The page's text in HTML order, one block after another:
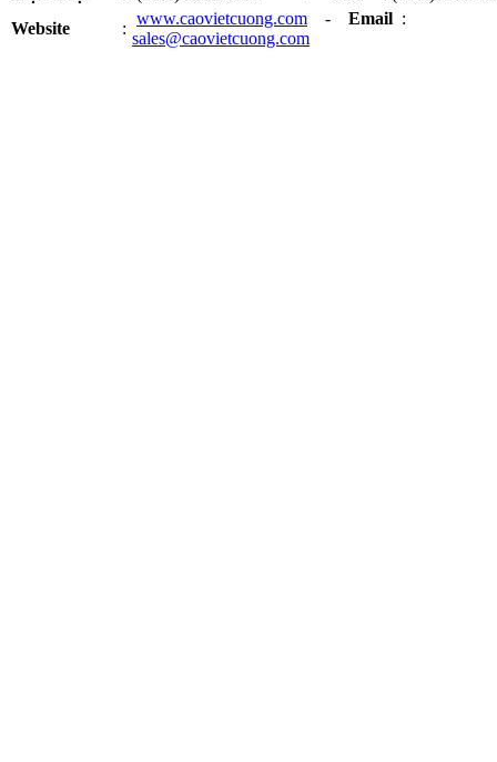
Website
:
www.caovietcuong.com - Email :
sales@caovietcuong.com